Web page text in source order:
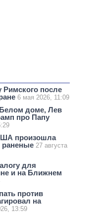
Римского после
6 мая 2026, 11:09
доме, Лев
про Папу
произошла
раненые 27 августа
для
и на Ближнем
против
на
13:59